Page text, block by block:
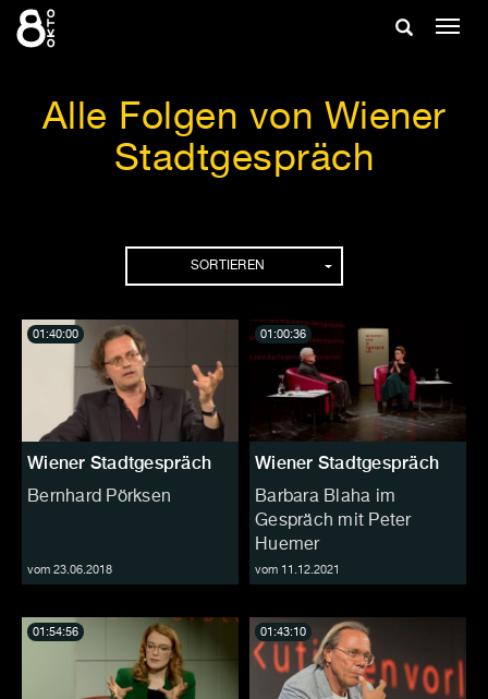
Zum
Inhalt
Suche
Alle Folgen von Wiener
Stadtgespräch
SORTIEREN
Wiener Stadtgespräch
Bernhard Pörksen
vom 23.06.2018
01:40:00
Wiener Stadtgespräch
Barbara Blaha im
Gespräch mit Peter
Huemer
vom 11.12.2021
01:00:36
01:54:56 01:43:10